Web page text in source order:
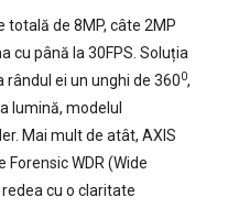
totală de 8MP, câte 2MP
cu până la 30FPS. Soluția
ei un unghi de 3600,
lumină, modelul
Mai mult de atât, AXIS
Forensic WDR (Wide
cu o claritate